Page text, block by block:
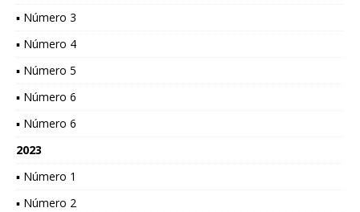
▪ Número 3
▪ Número 4
▪ Número 5
▪ Número 6
▪ Número 6
2023
▪ Número 1
▪ Número 2